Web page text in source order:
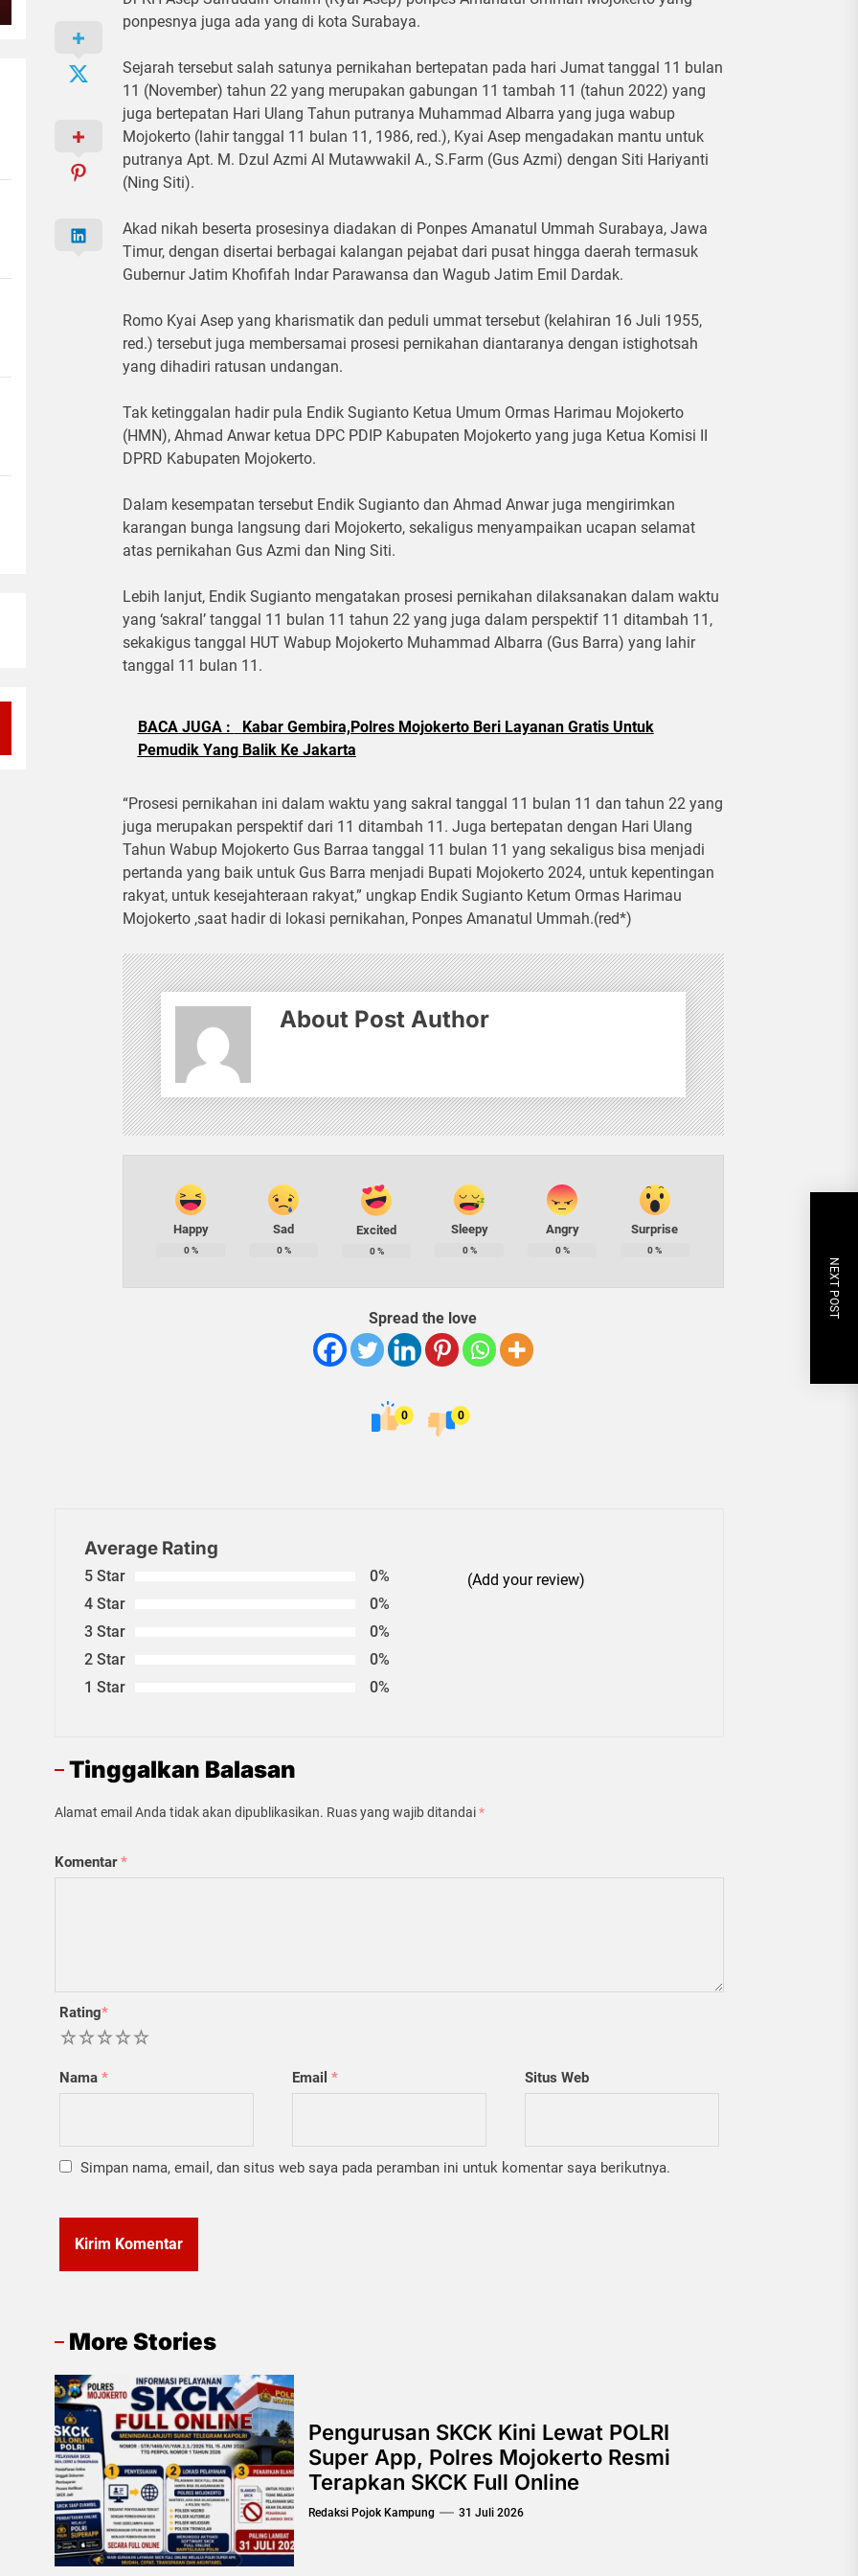
ponpesnya juga ada yang di kota Surabaya.
Sejarah tersebut salah satunya pernikahan bertepatan pada hari Jumat tanggal 11 bulan
11 (November) tahun 22 yang merupakan gabungan 11 tambah 11 (tahun 2022) yang
juga bertepatan Hari Ulang Tahun putranya Muhammad Albarra yang juga wabup
Mojokerto (lahir tanggal 11 bulan 11, 1986, red.), Kyai Asep mengadakan mantu untuk
putranya Apt. M. Dzul Azmi Al Mutawwakil A., S.Farm (Gus Azmi) dengan Siti Hariyanti
(Ning Siti).
Akad nikah beserta prosesinya diadakan di Ponpes Amanatul Ummah Surabaya, Jawa
Timur, dengan disertai berbagai kalangan pejabat dari pusat hingga daerah termasuk
Gubernur Jatim Khofifah Indar Parawansa dan Wagub Jatim Emil Dardak.
Romo Kyai Asep yang kharismatik dan peduli ummat tersebut (kelahiran 16 Juli 1955,
red.) tersebut juga membersamai prosesi pernikahan diantaranya dengan istighotsah
yang dihadiri ratusan undangan.
Tak ketinggalan hadir pula Endik Sugianto Ketua Umum Ormas Harimau Mojokerto
(HMN), Ahmad Anwar ketua DPC PDIP Kabupaten Mojokerto yang juga Ketua Komisi II
DPRD Kabupaten Mojokerto.
Dalam kesempatan tersebut Endik Sugianto dan Ahmad Anwar juga mengirimkan
karangan bunga langsung dari Mojokerto, sekaligus menyampaikan ucapan selamat
atas pernikahan Gus Azmi dan Ning Siti.
Lebih lanjut, Endik Sugianto mengatakan prosesi pernikahan dilaksanakan dalam waktu
yang ‘sakral’ tanggal 11 bulan 11 tahun 22 yang juga dalam perspektif 11 ditambah 11,
sekakigus tanggal HUT Wabup Mojokerto Muhammad Albarra (Gus Barra) yang lahir
tanggal 11 bulan 11.
BACA JUGA :
Kabar Gembira,Polres Mojokerto Beri Layanan Gratis Untuk
Pemudik Yang Balik Ke Jakarta
“Prosesi pernikahan ini dalam waktu yang sakral tanggal 11 bulan 11 dan tahun 22 yang
juga merupakan perspektif dari 11 ditambah 11. Juga bertepatan dengan Hari Ulang
Tahun Wabup Mojokerto Gus Barraa tanggal 11 bulan 11 yang sekaligus bisa menjadi
pertanda yang baik untuk Gus Barra menjadi Bupati Mojokerto 2024, untuk kepentingan
rakyat, untuk kesejahteraan rakyat,” ungkap Endik Sugianto Ketum Ormas Harimau
Mojokerto ,saat hadir di lokasi pernikahan, Ponpes Amanatul Ummah.(red*)
About Post Author
Happy
0%
Sad
0%
Excited
0%
Sleepy
0%
Angry
0%
Surprise
0%
Spread the love
0 0
Average Rating
5 Star
0%
4 Star
0%
3 Star
0%
2 Star
0%
1 Star
0%
(Add your review)
Tinggalkan Balasan
Alamat email Anda tidak akan dipublikasikan. Ruas yang wajib ditandai*
Komentar*
Rating*
5
4
3
2
Nama * Email * Situs Web
Simpan nama, email, dan situs web saya pada peramban ini untuk komentar saya berikutnya.
NEXT POST
More Stories
Pengurusan SKCK Kini Lewat POLRI
Super App, Polres Mojokerto Resmi
Terapkan SKCK Full Online
Redaksi Pojok Kampung 31 Juli 2026